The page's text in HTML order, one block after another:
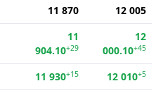
11 870 12 005
11
904.10+29
12
000.10+45
11 930+15 12 010+5